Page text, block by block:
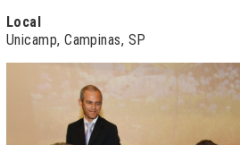
Local
Unicamp, Campinas, SP